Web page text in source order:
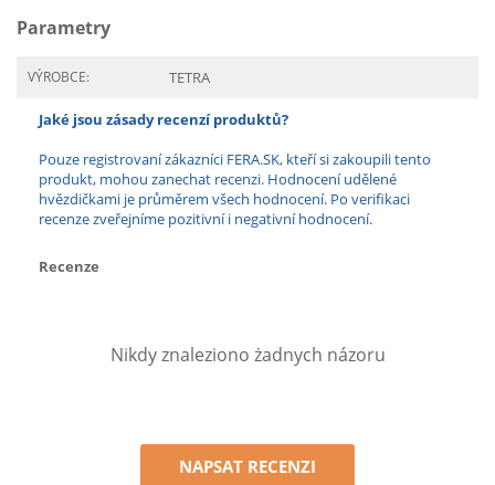
Parametry
VÝROBCE: TETRA
Jaké jsou zásady recenzí produktů?
Pouze registrovaní zákazníci FERA.SK, kteří si zakoupili tento
produkt, mohou zanechat recenzi. Hodnocení udělené
hvězdičkami je průměrem všech hodnocení. Po verifikaci
recenze zveřejníme pozitivní i negativní hodnocení.
Recenze
Nikdy znaleziono żadnych názoru
NAPSAT RECENZI